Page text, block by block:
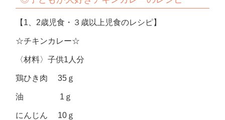
【1、2歳児食・３歳以上児食のレシピ】
☆チキンカレー☆
〈材料〉子供1人分
鶏ひき肉 35ｇ
油 1ｇ
にんじん 10ｇ